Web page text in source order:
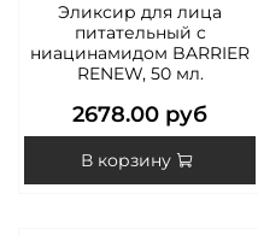
Эликсир для лица
питательный c
ниацинамидом BARRIER
RENEW, 50 мл.
2678.00 руб
В корзину